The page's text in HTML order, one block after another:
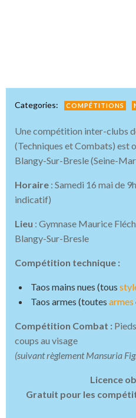
Categories: COMPÉTITIONS
Une compétition inter-clubs
(Techniques et Combats) est
Blangy-Sur-Bresle (Seine-
Horaire : Samedi 16 mai de
indicatif)
Lieu : Gymnase Maurice
Blangy-Sur-Bresle
Compétition technique :
Taos mains nues (tous
Taos armes (toutes armes
Compétition Combat :
coups au visage
(suivant règlement Mansuria
Licence
Gratuit pour les